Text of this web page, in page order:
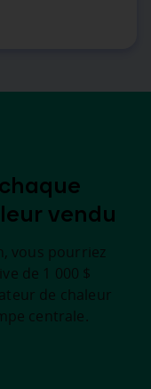
vendu
vous pourriez
de 1 000 $
de chaleur
centrale.